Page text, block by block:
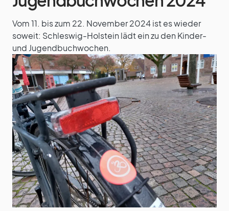
Vom 11. bis zum 22. November 2024 ist es wieder
soweit: Schleswig-Holstein lädt ein zu den Kinder-
und Jugendbuchwochen.